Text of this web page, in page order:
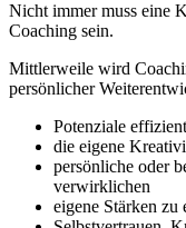
Nicht immer muss eine
Coaching sein.
Mittlerweile wird
persönlicher
Potenziale
die eigene
persönliche oder
verwirklichen
eigene Stärken zu